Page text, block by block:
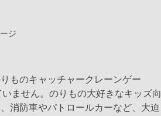
ジ
ものキャッチャークレーンゲー
ません。のりもの大好きなキッズ向
消防車やパトロールカーなど、大迫